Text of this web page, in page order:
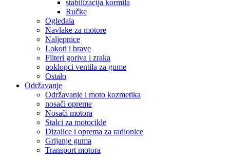
stabilizacija kormila
Ručke
Ogledala
Navlake za motore
Naljepnice
Lokoti i brave
Filteri goriva i zraka
poklopci ventila za gume
Ostalo
Održavanje
Održavanje i moto kozmetika
nosači opreme
Nosači motora
Stalci za motocikle
Dizalice i oprema za radionice
Grijanje guma
Transport motora